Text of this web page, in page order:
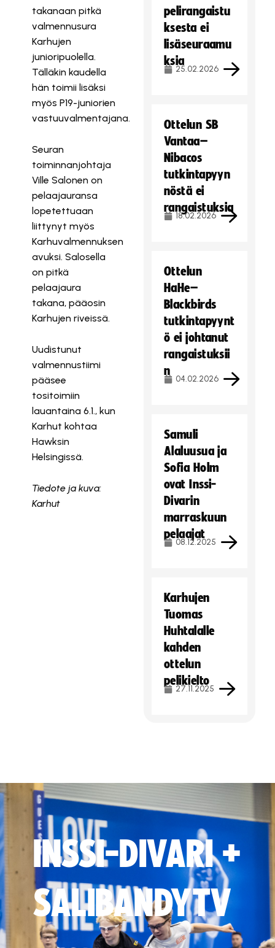
takanaan pitkä
valmennusura
Karhujen
junioripuolella.
Tälläkin kaudella
hän toimii lisäksi
myös P19-juniorien
vastuuvalmentajana.
Seuran
toiminnanjohtaja
Ville Salonen on
pelaajauransa
lopetettuaan
liittynyt myös
Karhuvalmennuksen
avuksi. Salosella
on pitkä
pelaajaura
takana, pääosin
Karhujen riveissä.
Uudistunut
valmennustiimi
pääsee
tositoimiin
lauantaina 6.1., kun
Karhut kohtaa
Hawksin
Helsingissä.
Tiedote ja kuva:
Karhut
pelirangaistu
ksesta ei
lisäseuraamu
ksia
25.02.2026
Ottelun SB
Vantaa–
Nibacos
tutkintapyyn
nöstä ei
rangaistuksia
18.02.2026
Ottelun
HaHe–
Blackbirds
tutkintapyynt
ö ei johtanut
rangaistuksii
n
04.02.2026
Samuli
Alaluusua ja
Sofia Holm
ovat Inssi-
Divarin
marraskuun
pelaajat
08.12.2025
Karhujen
Tuomas
Huhtalalle
kahden
ottelun
pelikielto
27.11.2025
INSSI-DIVARI +
SALIBANDYTV